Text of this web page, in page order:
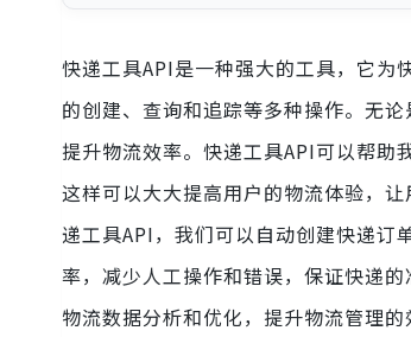
快递工具API是一种强大的工具，它为
的创建、查询和追踪等多种操作。无
提升物流效率。快递工具API可以帮助
这样可以大大提高用户的物流体验，
递工具API，我们可以自动创建快递订
率，减少人工操作和错误，保证快递
物流数据分析和优化，提升物流管理